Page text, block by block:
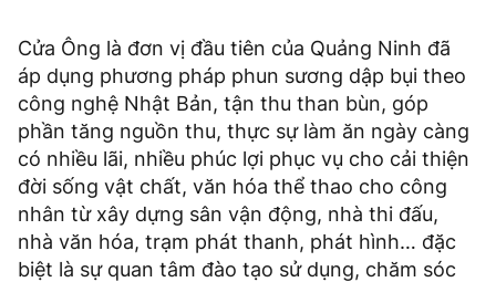
Cửa Ông là đơn vị đầu tiên của Quảng Ninh đã
áp dụng phương pháp phun sương dập bụi theo
công nghệ Nhật Bản, tận thu than bùn, góp
phần tăng nguồn thu, thực sự làm ăn ngày càng
có nhiều lãi, nhiều phúc lợi phục vụ cho cải thiện
đời sống vật chất, văn hóa thể thao cho công
nhân từ xây dựng sân vận động, nhà thi đấu,
nhà văn hóa, trạm phát thanh, phát hình… đặc
biệt là sự quan tâm đào tạo sử dụng, chăm sóc